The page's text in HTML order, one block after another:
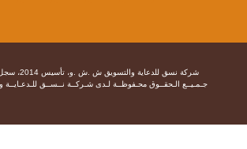
شركة نسق للدعاية والتسويق ش .ش .و، تأسيس 2014، سجل تجاري 367836.
جـمـيــع الـحقــوق محـفوظــة لـدى شـركــة نــســق للـدعـايــة